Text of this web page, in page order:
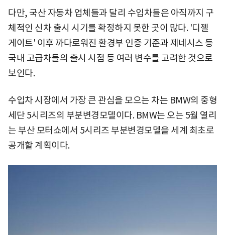
다만, 국산 자동차 업체들과 달리 수입차들은 아직까지 구
체적인 신차 출시 시기를 확정하지 못한 곳이 많다. '디젤
게이트' 이후 까다로워진 환경부 인증 기준과 제네시스 등
국내 고급차들의 출시 시점 등 여러 변수를 고려한 것으로
보인다.
수입차 시장에서 가장 큰 관심을 모으는 차는 BMW의 중형
세단 5시리즈의 부분변경모델이다. BMW는 오는 5월 열리
는 부산 모터쇼에서 5시리즈 부분변경모델을 세계 최초로
공개할 계획이다.